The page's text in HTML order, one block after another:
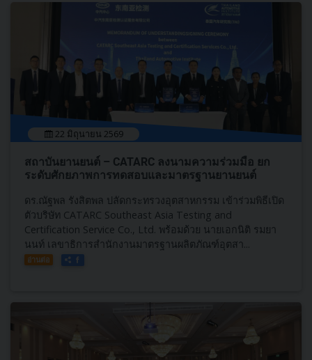
22 มิถุนายน 2569
สถาบันยานยนต์ – CATARC ลงนามความร่วมมือ ยก
ระดับศักยภาพการทดสอบและมาตรฐานยานยนต์
ดร.ณัฐพล รังสิตพล ปลัดกระทรวงอุตสาหกรรม เข้าร่วมพิธีเปิด
ตัวบริษัท CATARC Southeast Asia Testing and
Certification Service Co., Ltd. พร้อมด้วย นายเอกนิติ รมยา
นนท์ เลขาธิการสำนักงานมาตรฐานผลิตภัณฑ์อุตสา...
อ่านต่อ